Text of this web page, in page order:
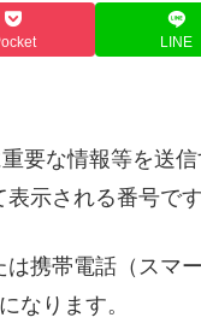
LINE
要な情報等を送信
示される番号です
携帯電話（スマ
なります。